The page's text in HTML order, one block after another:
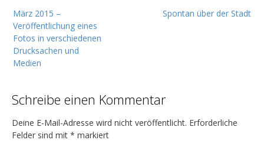
e
i
t
r
g
s
n
Spontan über der Stadt
März 2015 –
Veröffentlichung eines
Fotos in verschiedenen
Drucksachen und
Medien
Schreibe einen Kommentar
Deine E-Mail-Adresse wird nicht veröffentlicht. Erforderliche
Felder sind mit * markiert